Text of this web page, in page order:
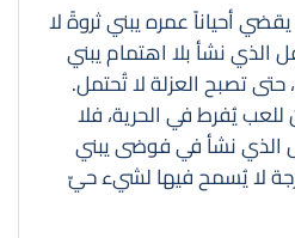
أحياناً عمره يبني ثروةً لا
نشأ بلا اهتمام يبني
تصبح العزلة لا تُحتمل.
يُفرط في الحرية، فلا
الذي نشأ في فوضى يبني
لا يُسمح فيها لشيء حيّ